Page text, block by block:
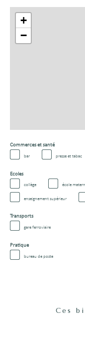
+
−
Commerces et santé
bar presse et tabac
Ecoles
collège école
enseignement supérieur
Transports
gare ferroviaire
Pratique
bureau de poste
Ces